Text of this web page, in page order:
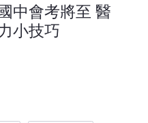
中會考將至 醫
小技巧